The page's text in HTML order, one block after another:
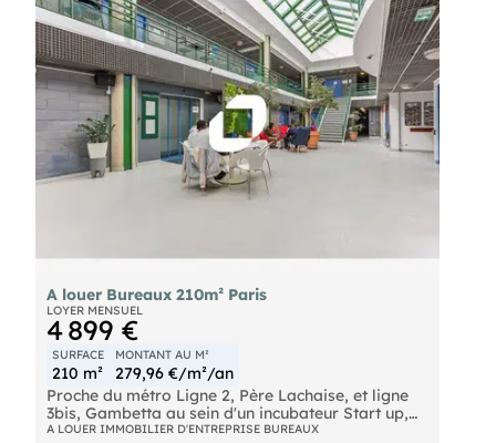
A louer Bureaux 210m² Paris
LOYER MENSUEL
4 899 €
SURFACE
210 m²
MONTANT AU M²
279,96 €/m²/an
Proche du métro Ligne 2, Père Lachaise, et ligne
3bis, Gambetta au sein d'un incubateur Start up,
IMNotre équipeous propose 210 m² à la location
A LOUER IMMOBILIER D'ENTREPRISE BUREAUX